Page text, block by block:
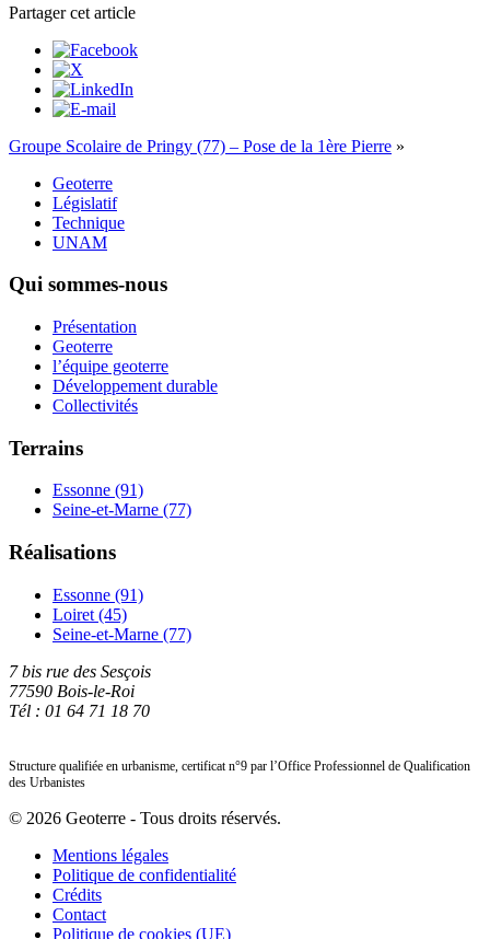
Partager cet article
Groupe Scolaire de Pringy (77) – Pose de la 1ère Pierre »
Geoterre
Législatif
Technique
UNAM
Qui sommes-nous
Présentation
Geoterre
l’équipe geoterre
Développement durable
Collectivités
Terrains
Essonne (91)
Seine-et-Marne (77)
Réalisations
Essonne (91)
Loiret (45)
Seine-et-Marne (77)
7 bis rue des Sesçois
77590 Bois-le-Roi
Tél : 01 64 71 18 70
Structure qualifiée en urbanisme, certificat n°9 par l’Office Professionnel de Qualification
des Urbanistes
© 2026 Geoterre - Tous droits réservés.
Mentions légales
Politique de confidentialité
Crédits
Contact
Politique de cookies (UE)